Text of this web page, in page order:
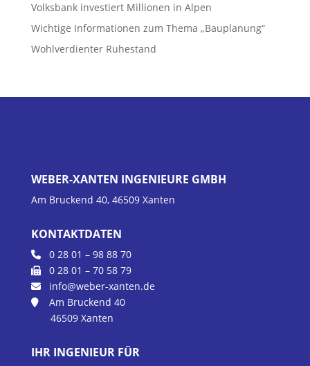
Volksbank investiert Millionen in Alpen
Wichtige Informationen zum Thema „Bauplanung“
Wohlverdienter Ruhestand
WEBER-XANTEN INGENIEURE GMBH
Am Bruckend 40, 46509 Xanten
KONTAKTDATEN
0 28 01 – 98 88 70
0 28 01 – 70 58 79
info@weber-xanten.de
Am Bruckend 40
46509 Xanten
IHR INGENIEUR FÜR